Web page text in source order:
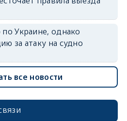
Украине, однако
за атаку на судно
все новости